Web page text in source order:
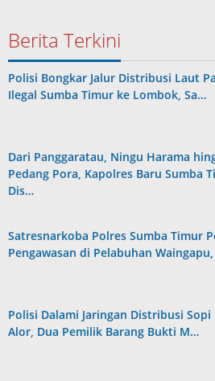
Berita Terkini
Polisi Bongkar Jalur Distribusi Laut
Ilegal Sumba Timur ke Lombok, Sa…
Dari Panggaratau, Ningu Harama
Pedang Pora, Kapolres Baru Sumba
Dis…
Satresnarkoba Polres Sumba Timur
Pengawasan di Pelabuhan
Polisi Dalami Jaringan Distribusi Sopi
Alor, Dua Pemilik Barang Bukti M…